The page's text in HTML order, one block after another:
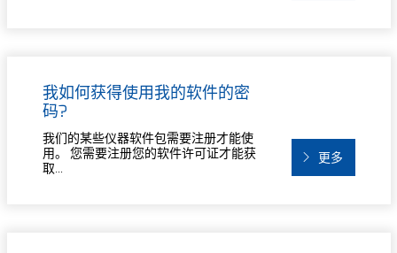
我如何获得使用我的软件的密
码?
我们的某些仪器软件包需要注册才能使
用。 您需要注册您的软件许可证才能获
取...
更多